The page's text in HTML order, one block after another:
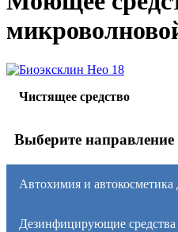
Биоэксклин Нео 18
Чистящее средство
Выберите направление
Автохимия и автокосметика
Дезинфицирующие средства